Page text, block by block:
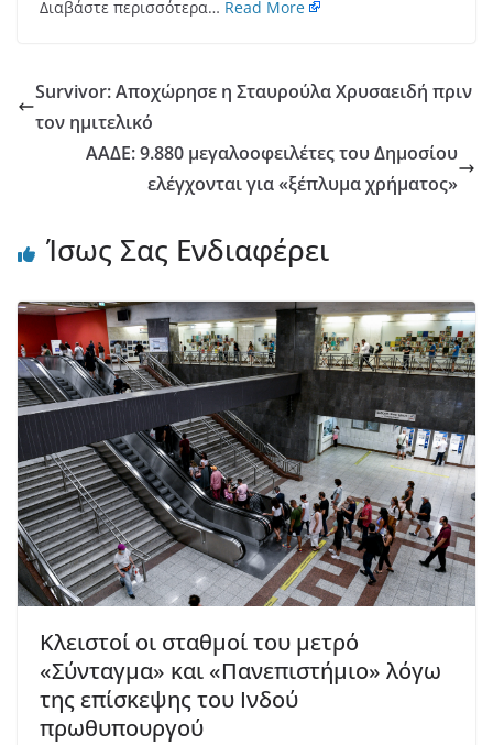
Διαβάστε περισσότερα… Read More
Survivor: Αποχώρησε η Σταυρούλα Χρυσαειδή πριν
τον ημιτελικό
ΑΑΔΕ: 9.880 μεγαλοοφειλέτες του Δημοσίου
ελέγχονται για «ξέπλυμα χρήματος»
Ίσως Σας Ενδιαφέρει
Κλειστοί οι σταθμοί του μετρό
«Σύνταγμα» και «Πανεπιστήμιο» λόγω
της επίσκεψης του Ινδού
πρωθυπουργού